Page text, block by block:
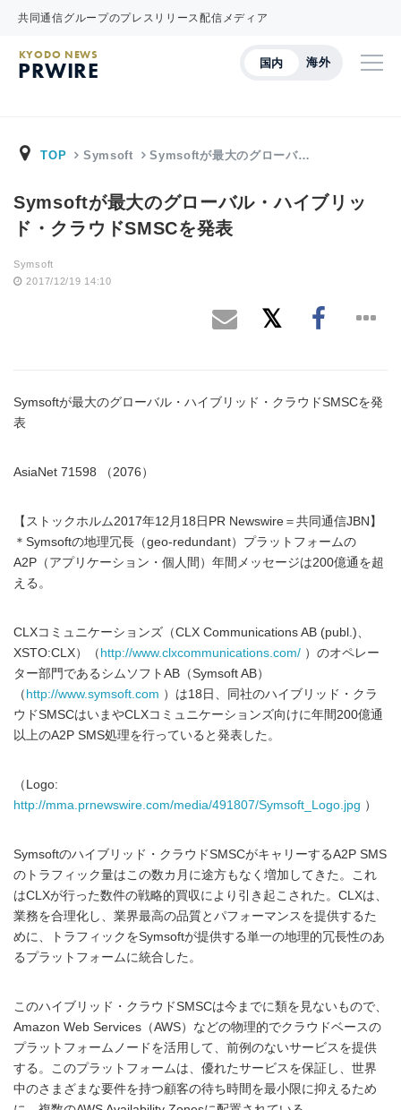
共同通信グループのプレスリリース配信メディア
国内 海外
KYODO NEWS
PRWIRE
TOP Symsoft Symsoftが最大のグローバ…
Symsoftが最大のグローバル・ハイブリッ
ド・クラウドSMSCを発表
Symsoft
2017/12/19 14:10
Symsoftが最大のグローバル・ハイブリッド・クラウドSMSCを発
表
AsiaNet 71598 （2076）
【ストックホルム2017年12月18日PR Newswire＝共同通信JBN】
＊Symsoftの地理冗長（geo-redundant）プラットフォームの
A2P（アプリケーション・個人間）年間メッセージは200億通を超
える。
CLXコミュニケーションズ（CLX Communications AB (publ.)、
XSTO:CLX）（ http://www.clxcommunications.com/ ）のオペレー
ター部門であるシムソフトAB（Symsoft AB）
（ http://www.symsoft.com ）は18日、同社のハイブリッド・クラ
ウドSMSCはいまやCLXコミュニケーションズ向けに年間200億通
以上のA2P SMS処理を行っていると発表した。
（Logo:
http://mma.prnewswire.com/media/491807/Symsoft_Logo.jpg ）
Symsoftのハイブリッド・クラウドSMSCがキャリーするA2P SMS
のトラフィック量はこの数カ月に途方もなく増加してきた。これ
はCLXが行った数件の戦略的買収により引き起こされた。CLXは、
業務を合理化し、業界最高の品質とパフォーマンスを提供するた
めに、トラフィックをSymsoftが提供する単一の地理的冗長性のあ
るプラットフォームに統合した。
このハイブリッド・クラウドSMSCは今までに類を見ないもので、
Amazon Web Services（AWS）などの物理的でクラウドベースの
プラットフォームノードを活用して、前例のないサービスを提供
する。このプラットフォームは、優れたサービスを保証し、世界
中のさまざまな要件を持つ顧客の待ち時間を最小限に抑えるため